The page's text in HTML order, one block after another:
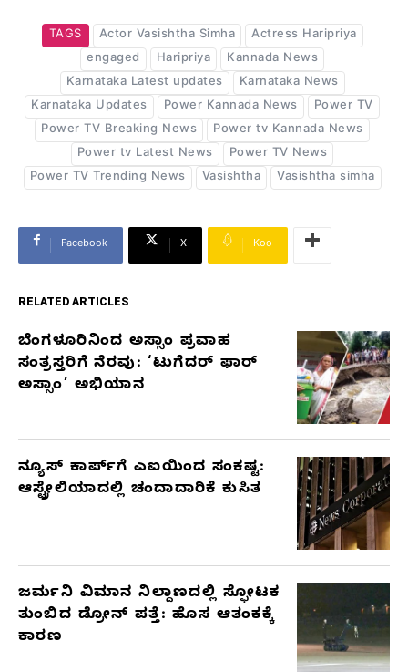
TAGS Actor Vasishtha Simha
Actress Haripriya
engaged
Haripriya
Kannada News
Karnataka Latest updates
Karnataka News
Karnataka Updates
Power Kannada News
Power TV
Power TV Breaking News
Power tv Kannada News
Power tv Latest News
Power TV News
Power TV Trending News
Vasishtha Vasishtha simha
Facebook X Koo
RELATED ARTICLES
RELATED
ARTICLES
ಬೆಂಗಳೂರಿನಿಂದ ಅಸ್ಸಾಂ ಪ್ರವಾಹ
ಸಂತ್ರಸ್ತರಿಗೆ ನೆರವು: ‘ಟುಗೆದರ್ ಫಾರ್
ಅಸ್ಸಾಂ’ ಅಭಿಯಾನ
ನ್ಯೂಸ್ ಕಾರ್ಪ್‌ಗೆ ಎಐಯಿಂದ ಸಂಕಷ್ಟ:
ಆಸ್ಟ್ರೇಲಿಯಾದಲ್ಲಿ ಚಂದಾದಾರಿಕೆ ಕುಸಿತ
ಜರ್ಮನಿ ವಿಮಾನ ನಿಲ್ದಾಣದಲ್ಲಿ ಸ್ಫೋಟಕ
ತುಂಬಿದ ಡ್ರೋನ್ ಪತ್ತೆ: ಹೊಸ ಆತಂಕಕ್ಕೆ
ಕಾರಣ